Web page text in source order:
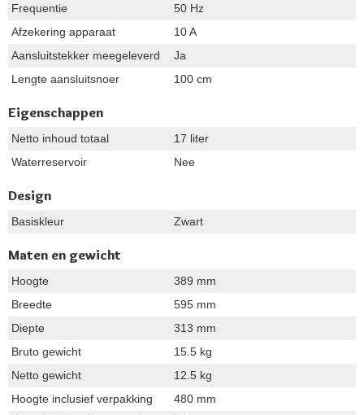
Frequentie
50 Hz
Afzekering apparaat
10 A
Aansluitstekker meegeleverd
Ja
Lengte aansluitsnoer
100 cm
Eigenschappen
Netto inhoud totaal
17 liter
Waterreservoir
Nee
Design
Basiskleur Zwart
Maten en gewicht
Hoogte
389 mm
Breedte
595 mm
Diepte
313 mm
Bruto gewicht
15.5 kg
Netto gewicht
12.5 kg
Hoogte inclusief verpakking
480 mm